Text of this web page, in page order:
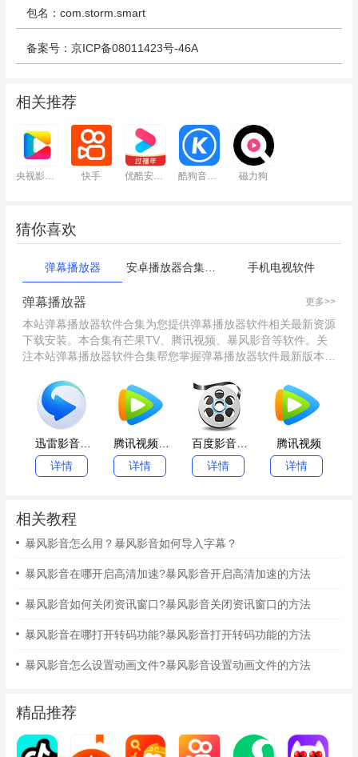
包名：com.storm.smart
备案号：京ICP备08011423号-46A
相关推荐
央视影音安卓版 快手 优酷安卓版 磁力狗
猜你喜欢
弹幕播放器 手机电视软件
弹幕播放器 更多>>
本站弹幕播放器软件合集为您提供弹幕播放器软件相关最新资源
下载安装。本合集有芒果TV、腾讯视频、暴风影音等软件。关
注本站弹幕播放器软件合集帮您掌握弹幕播放器软件最新版本动
决遇到的难题！
迅雷影音MAC版
详情
腾讯视频Mac客户端
详情
详情
腾讯视频
详情
相关教程
暴风影音怎么用？暴风影音如何导入字幕？
暴风影音在哪开启高清加速?暴风影音开启高清加速的方法
暴风影音如何关闭资讯窗口?暴风影音关闭资讯窗口的方法
暴风影音在哪打开转码功能?暴风影音打开转码功能的方法
暴风影音怎么设置动画文件?暴风影音设置动画文件的方法
精品推荐